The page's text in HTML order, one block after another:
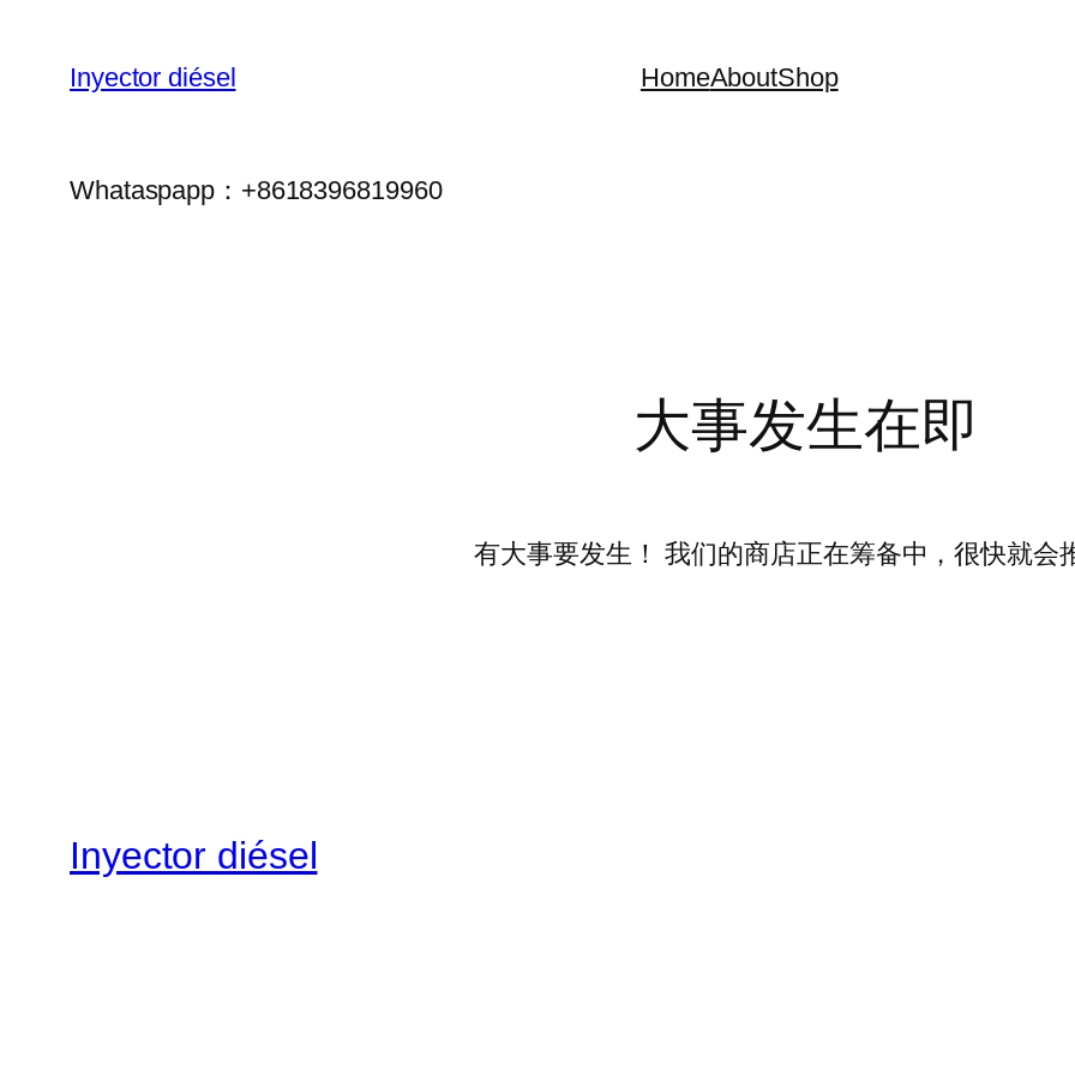
Inyector diésel HomeAboutShop
Whataspapp：+8618396819960
大事发生在即
有大事要发生！ 我们的商店正在筹备中，很快就会
Inyector diésel